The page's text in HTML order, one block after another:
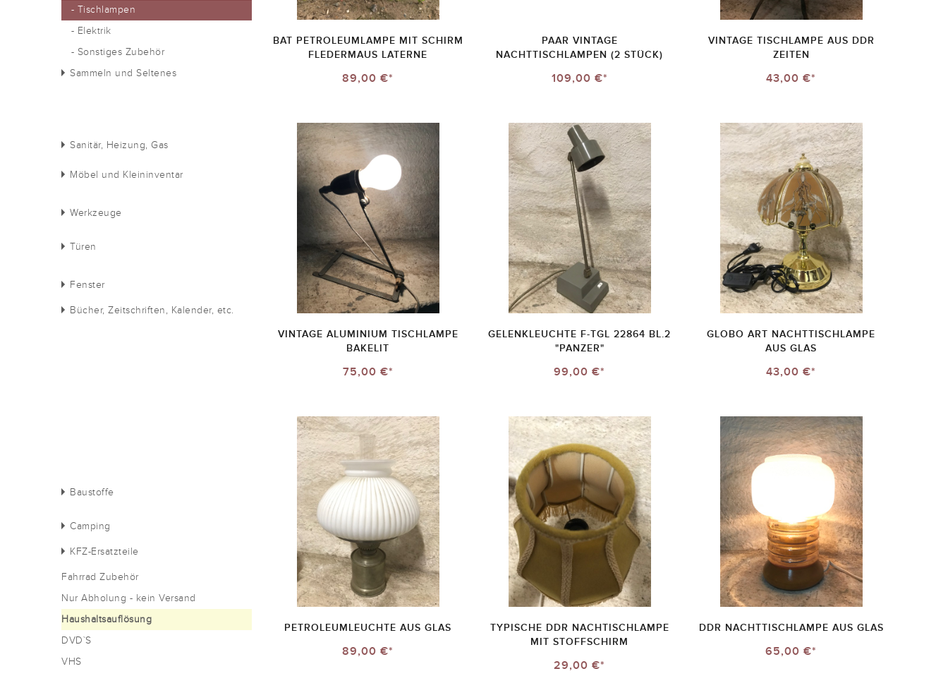
- Tischlampen
- Elektrik
- Sonstiges Zubehör
Sammeln und Seltenes
Sanitär, Heizung, Gas
Möbel und Kleininventar
Werkzeuge
Türen
Fenster
Bücher, Zeitschriften, Kalender, etc.
Baustoffe
Camping
KFZ-Ersatzteile
Fahrrad Zubehör
Nur Abholung - kein Versand
Haushaltsauflösung
DVD`S
VHS
BAT PETROLEUMLAMPE MIT SCHIRM
FLEDERMAUS LATERNE
89,00 €*
PAAR VINTAGE
NACHTTISCHLAMPEN (2 STÜCK)
109,00 €*
VINTAGE TISCHLAMPE AUS DDR
ZEITEN
43,00 €*
VINTAGE ALUMINIUM TISCHLAMPE
BAKELIT
75,00 €*
GELENKLEUCHTE F-TGL 22864 BL.2
"PANZER"
99,00 €*
GLOBO ART NACHTTISCHLAMPE
AUS GLAS
43,00 €*
PETROLEUMLEUCHTE AUS GLAS
89,00 €*
TYPISCHE DDR NACHTISCHLAMPE
MIT STOFFSCHIRM
29,00 €*
DDR NACHTTISCHLAMPE AUS GLAS
65,00 €*